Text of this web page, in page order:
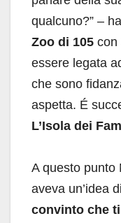
qualcuno?” –
Zoo di 105 con
essere legata
che sono
aspetta. É
L’Isola dei
A questo punto
aveva un’idea
convinto che